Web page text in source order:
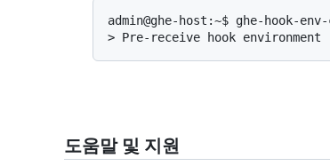
> Pre-receive hook environment
도움말 및 지원